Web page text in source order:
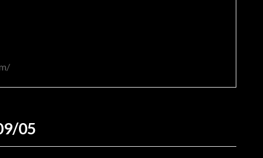
05